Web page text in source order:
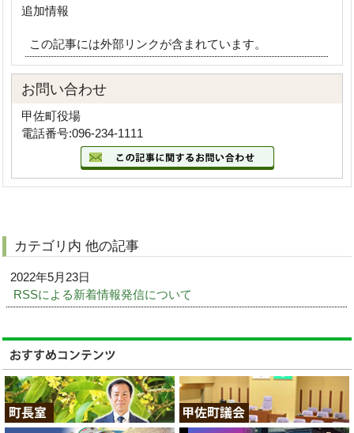
追加情報
この記事には外部リンクが含まれています。
お問い合わせ
甲佐町役場
電話番号:096-234-1111
カテゴリ内 他の記事
2022年5月23日
RSSによる新着情報発信について